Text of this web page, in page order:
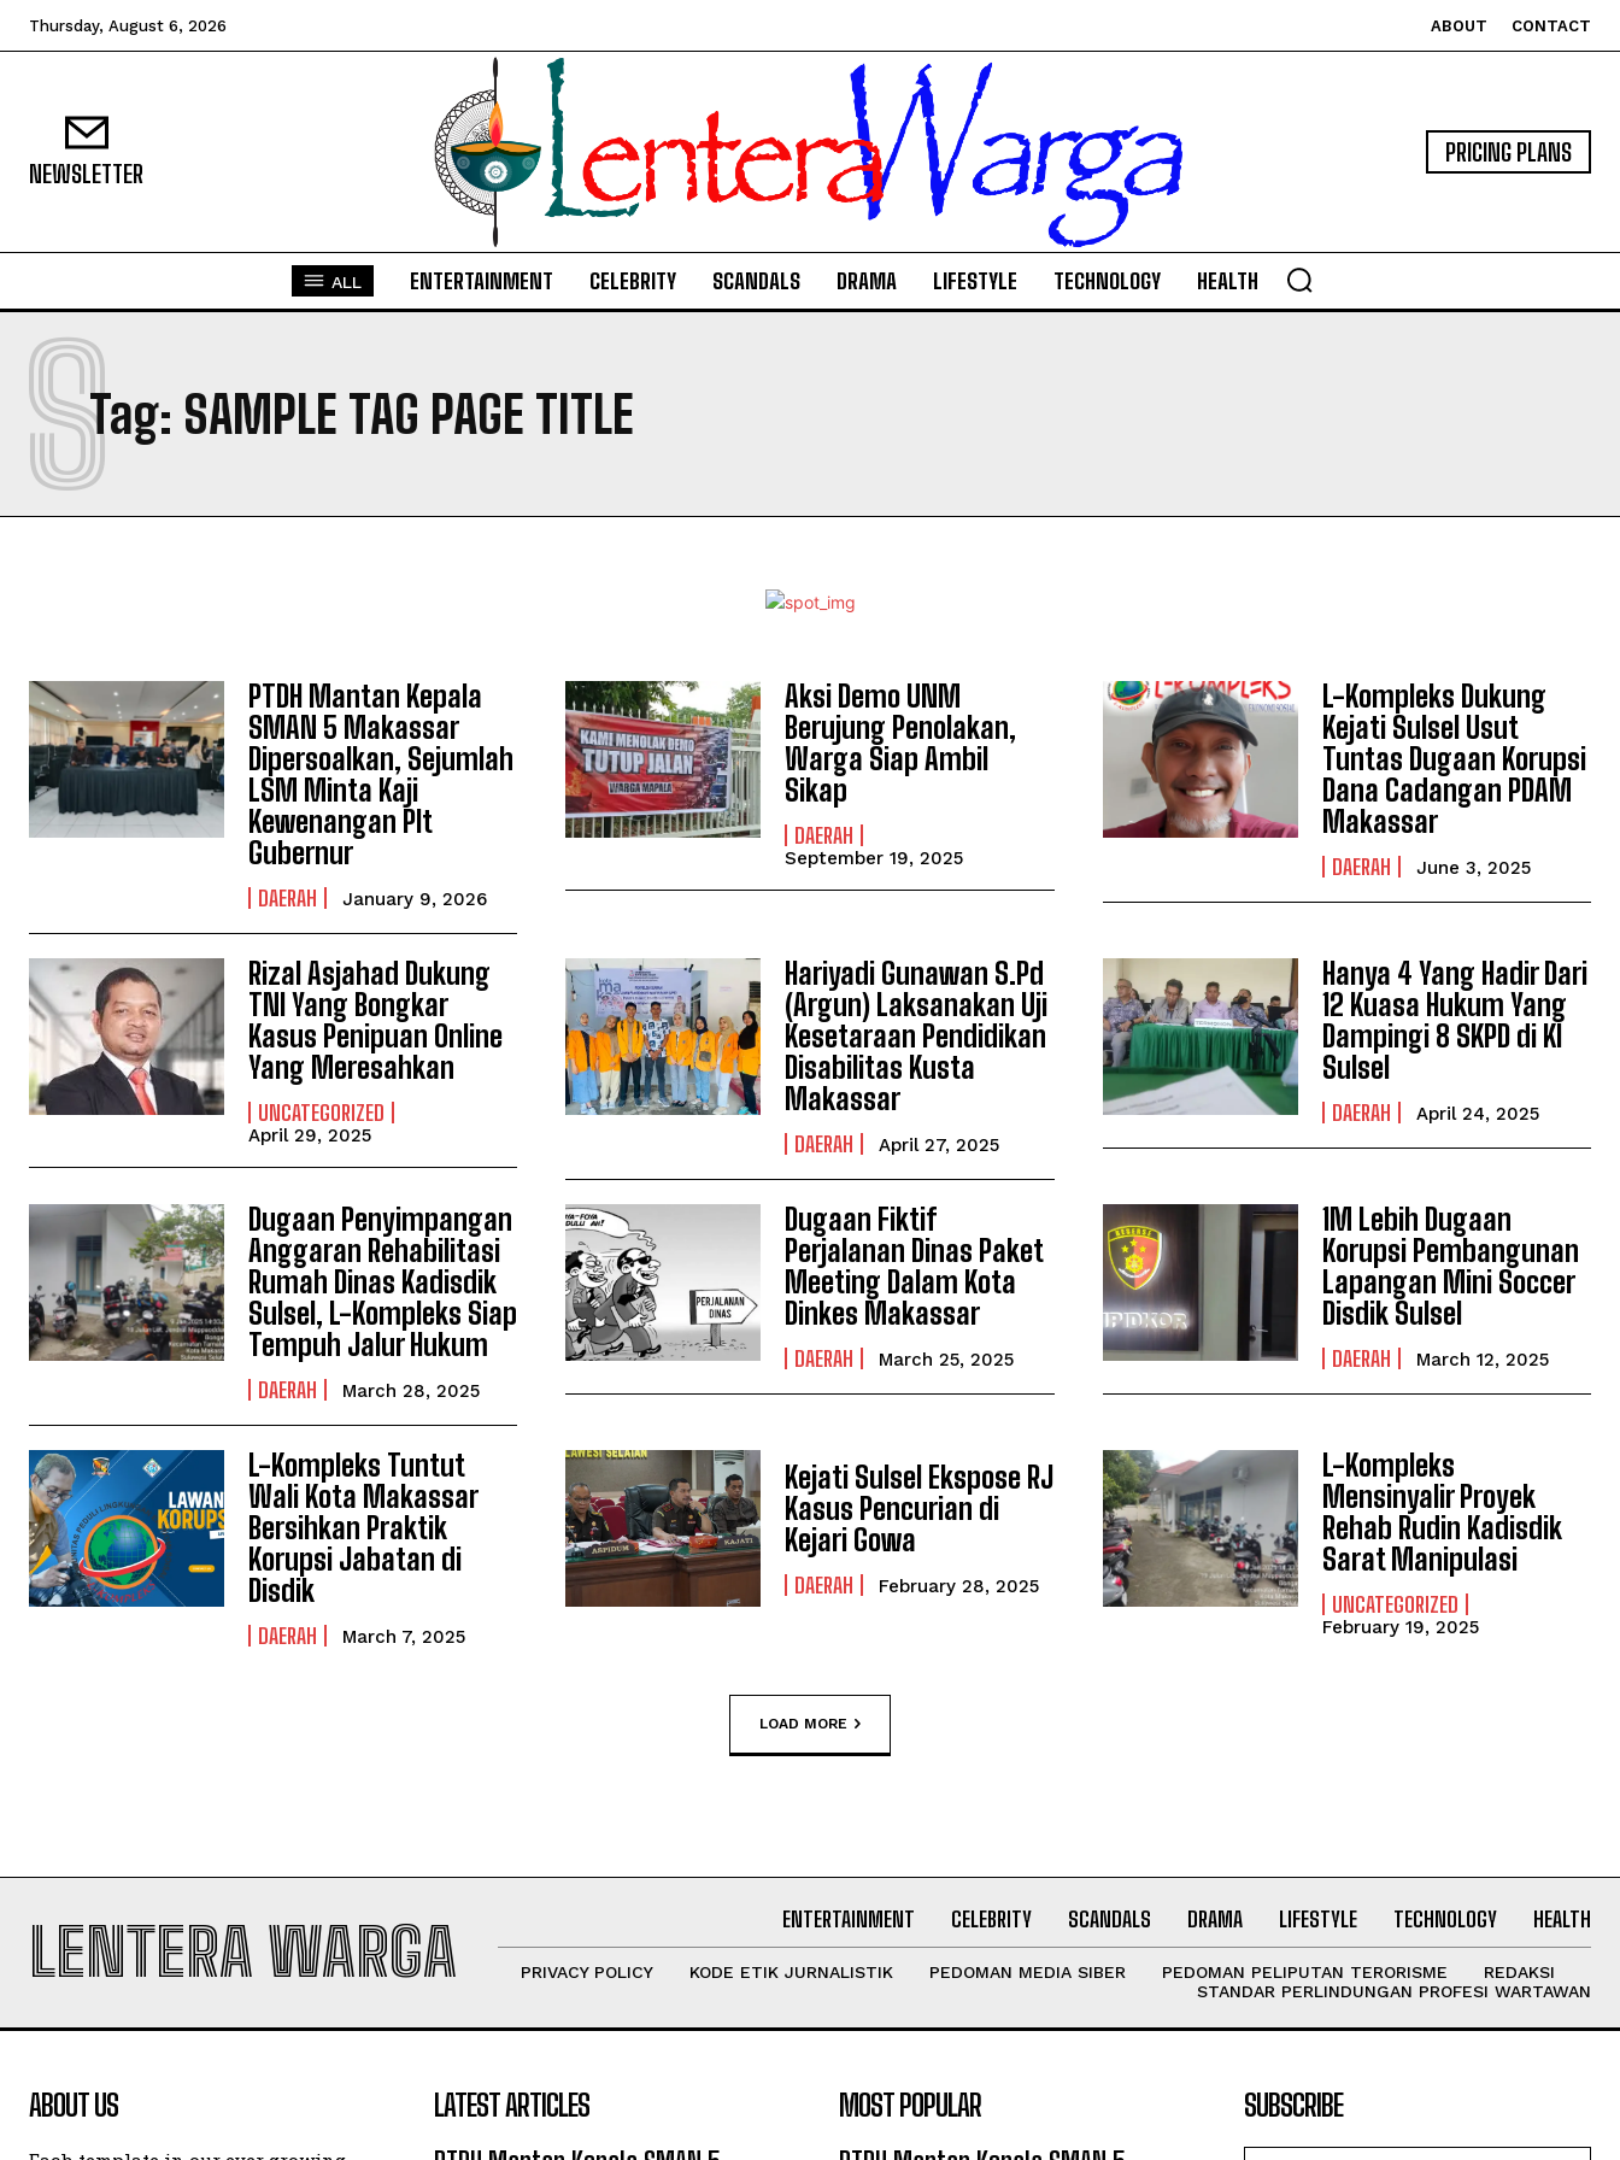
I WANT IN
I've read and accept thePrivacy Policy.
Thursday, August 6, 2026 ABOUT CONTACT
NEWSLETTER
PRICING PLANS
ALL ENTERTAINMENT CELEBRITY SCANDALS DRAMA LIFESTYLE TECHNOLOGY HEALTH
Tag: SAMPLE TAG PAGE TITLE
S
PTDH Mantan Kepala
SMAN 5 Makassar
Dipersoalkan, Sejumlah
LSM Minta Kaji
Kewenangan Plt
Gubernur
DAERAH January 9, 2026
Aksi Demo UNM
Berujung Penolakan,
Warga Siap Ambil
Sikap
DAERAH
September 19, 2025
L-Kompleks Dukung
Kejati Sulsel Usut
Tuntas Dugaan Korupsi
Dana Cadangan PDAM
Makassar
DAERAH June 3, 2025
Rizal Asjahad Dukung
TNI Yang Bongkar
Kasus Penipuan Online
Yang Meresahkan
UNCATEGORIZED
April 29, 2025
Hariyadi Gunawan S.Pd
(Argun) Laksanakan Uji
Kesetaraan Pendidikan
Disabilitas Kusta
Makassar
DAERAH April 27, 2025
Hanya 4 Yang Hadir Dari
12 Kuasa Hukum Yang
Dampingi 8 SKPD di KI
Sulsel
DAERAH April 24, 2025
Dugaan Penyimpangan
Anggaran Rehabilitasi
Rumah Dinas Kadisdik
Sulsel, L-Kompleks Siap
Tempuh Jalur Hukum
DAERAH March 28, 2025
Dugaan Fiktif
Perjalanan Dinas Paket
Meeting Dalam Kota
Dinkes Makassar
DAERAH March 25, 2025
1M Lebih Dugaan
Korupsi Pembangunan
Lapangan Mini Soccer
Disdik Sulsel
DAERAH March 12, 2025
L-Kompleks Tuntut
Wali Kota Makassar
Bersihkan Praktik
Korupsi Jabatan di
Disdik
DAERAH March 7, 2025
Kejati Sulsel Ekspose RJ
Kasus Pencurian di
Kejari Gowa
DAERAH February 28, 2025
L-Kompleks
Mensinyalir Proyek
Rehab Rudin Kadisdik
Sarat Manipulasi
UNCATEGORIZED
February 19, 2025
LOAD MORE
LENTERA WARGA ENTERTAINMENT CELEBRITY SCANDALS DRAMA LIFESTYLE TECHNOLOGY HEALTH
PRIVACY POLICY KODE ETIK JURNALISTIK PEDOMAN MEDIA SIBER PEDOMAN PELIPUTAN TERORISME
REDAKSI
STANDAR PERLINDUNGAN PROFESI WARTAWAN
ABOUT US LATEST ARTICLES MOST POPULAR SUBSCRIBE